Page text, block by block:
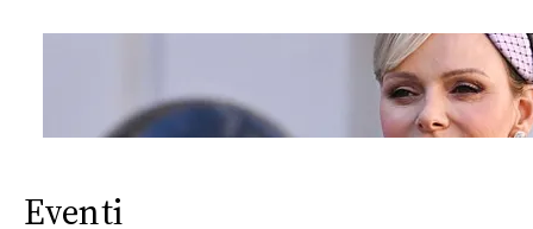
Eventi